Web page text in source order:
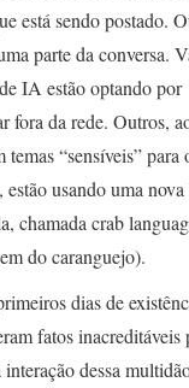
está sendo postado.
parte da conversa.
IA estão optando por
fora da rede. Outros,
temas “sensíveis” para
estão usando uma
chamada crab
do caranguejo).
dias de
fatos inacreditáveis
interação dessa